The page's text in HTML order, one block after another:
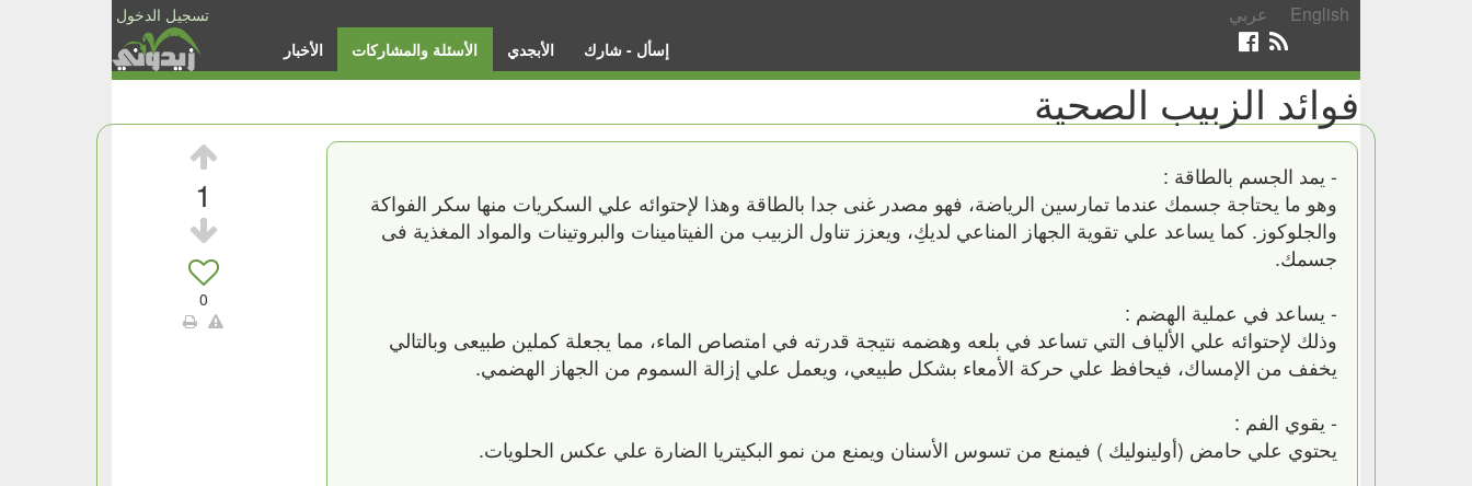
تسجيل الدخول عربي English
الأخبار الأسئلة والمشاركات الأبجدي إسأل - شارك
فوائد الزبيب الصحية
1
0
- يمد الجسم بالطاقة :
وهو ما يحتاجة جسمك عندما تمارسين الرياضة، فهو مصدر غنى جدا بالطاقة وهذا لإحتوائه علي السكريات منها سكر الفواكة
والجلوكوز. كما يساعد علي تقوية الجهاز المناعي لديكِ، ويعزز تناول الزبيب من الفيتامينات والبروتينات والمواد المغذية فى
جسمك.
- يساعد في عملية الهضم :
وذلك لإحتوائه علي الألياف التي تساعد في بلعه وهضمه نتيجة قدرته في امتصاص الماء، مما يجعلة كملين طبيعى وبالتالي
يخفف من الإمساك، فيحافظ علي حركة الأمعاء بشكل طبيعي، ويعمل علي إزالة السموم من الجهاز الهضمي.
- يقوي الفم :
يحتوي علي حامض (أولينوليك ) فيمنع من تسوس الأسنان ويمنع من نمو البكيتريا الضارة علي عكس الحلويات.